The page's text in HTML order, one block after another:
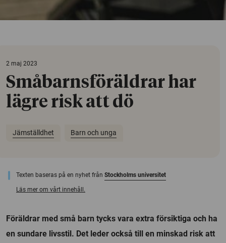
2 maj 2023
Småbarnsföräldrar har
lägre risk att dö
Jämställdhet Barn och unga
Texten baseras på en nyhet från Stockholms universitet
Läs mer om vårt innehåll.
Föräldrar med små barn tycks vara extra försiktiga och ha
en sundare livsstil. Det leder också till en minskad risk att